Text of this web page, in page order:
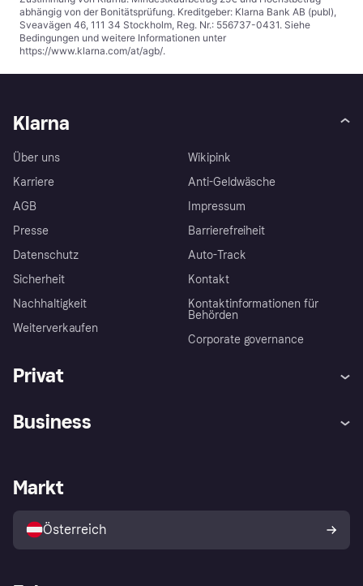
abhängig von der Bonitätsprüfung. Kreditgeber: Klarna Bank AB (publ),
Sveavägen 46, 111 34 Stockholm, Reg. Nr.: 556737-0431. Siehe
Bedingungen und weitere Informationen unter
https://www.klarna.com/at/agb/.
Klarna
Über uns
Karriere
AGB
Presse
Datenschutz
Sicherheit
Nachhaltigkeit
Weiterverkaufen
Wikipink
Anti-Geldwäsche
Impressum
Barrierefreiheit
Auto-Track
Kontakt
Kontaktinformationen für
Behörden
Corporate governance
Privat
Shops entdecken
Business
Händlerportal
Markt
Österreich